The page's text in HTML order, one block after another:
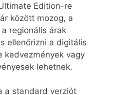
Edition-re
között mozog, a
regionális árak
ellenőrizni a digitális
kedvezmények vagy
lehetnek.
a standard verziót